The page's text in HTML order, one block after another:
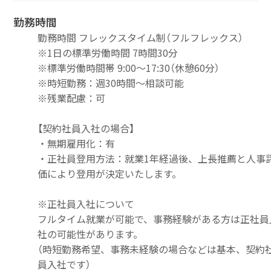
勤務時間
勤務時間 フレックスタイム制（フルフレックス）
※1日の標準労働時間 7時間30分
※標準労働時間帯 9:00～17:30（休憩60分）
※時短勤務：週30時間～相談可能
※残業配慮：可
【契約社員入社の場合】
・無期雇用化：有
・正社員登用方法：就業1年経過後、上長推薦と人事
価により登用が決定いたします。
※正社員入社について
フルタイム就業が可能で、事務経験がある方は正社
社の可能性があります。
（時短勤務希望、事務未経験の場合などは基本、契約
員入社です）